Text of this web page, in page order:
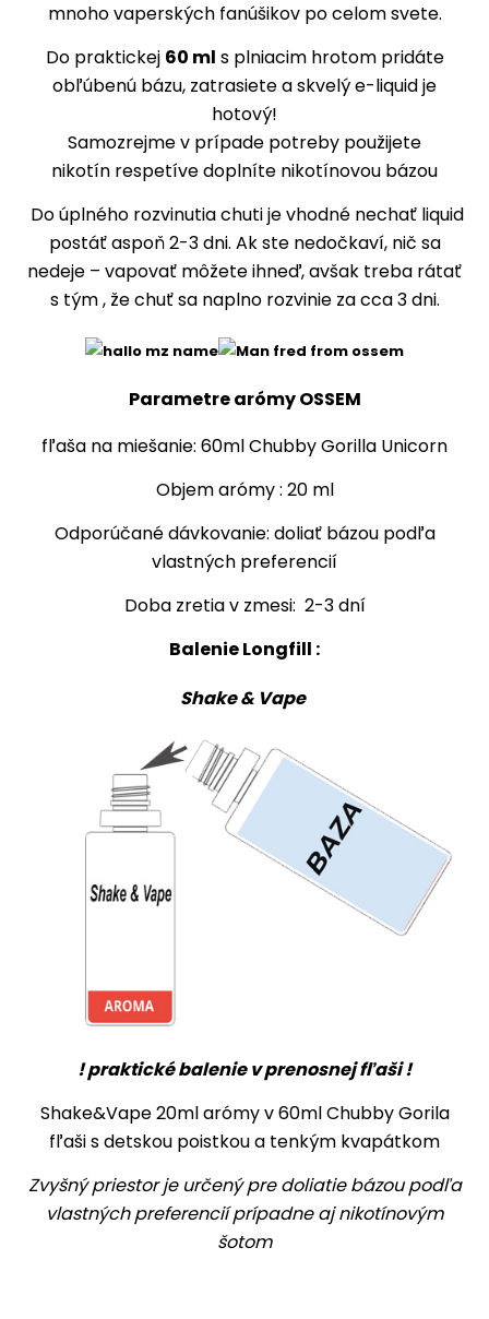
mnoho vaperských fanúšikov po celom svete.
Do praktickej 60 ml s plniacim hrotom pridáte
obľúbenú bázu, zatrasiete a skvelýe-liquidje
hotový!
Samozrejme v prípade potreby použijete
nikotín respetíve doplníte nikotínovou bázou
Do úplného rozvinutia chuti je vhodné nechať liquid
postáť aspoň 2-3 dni. Ak ste nedočkaví, nič sa
nedeje – vapovať môžete ihneď, avšak treba rátať
s tým , že chuť sa naplno rozvinie za cca 3 dni.
Parametre arómyOSSEM
fľaša na miešanie: 60ml Chubby Gorilla Unicorn
Objem arómy : 20 ml
Odporúčané dávkovanie: doliať bázou podľa
vlastných preferencií
Doba zretia v zmesi: 2-3 dní
BalenieLongfill :
Shake & Vape
! praktické balenie v prenosnej fľaši !
Shake&Vape 20ml arómy v 60ml Chubby Gorila
fľaši s detskou poistkou a tenkým kvapátkom
Zvyšný priestor je určený pre doliatie bázou podľa
vlastných preferencií prípadne aj nikotínovým
šotom